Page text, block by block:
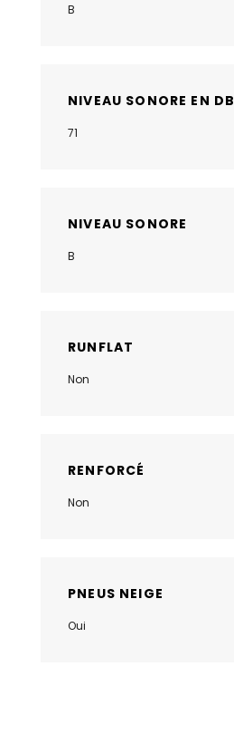
B
NIVEAU SONORE EN DB
71
NIVEAU SONORE
B
RUNFLAT
Non
RENFORCÉ
Non
PNEUS NEIGE
Oui